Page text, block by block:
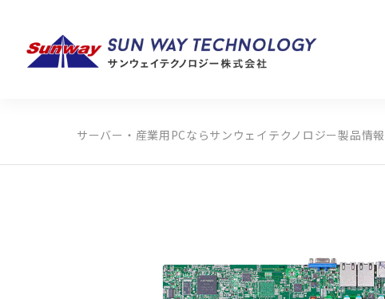
製品カテゴリから探す
メーカーから探す
サーバー・産業用PCならサンウェイテクノロジー製品情報